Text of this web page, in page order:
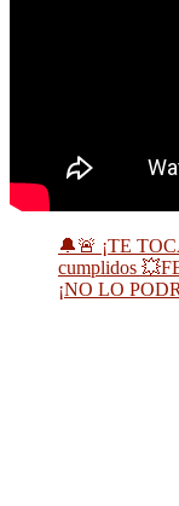
🔔🚨 ¡TE
cumplidos
¡NO LO